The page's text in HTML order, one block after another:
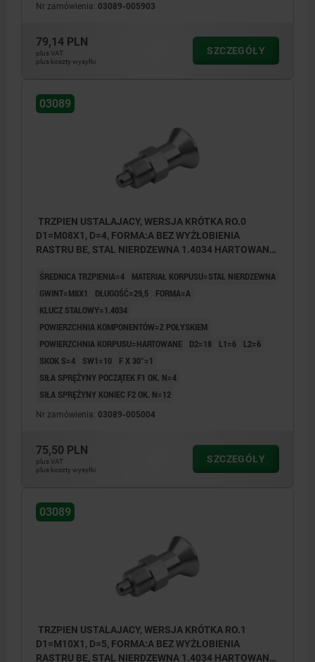
Nr zamówienia: 03089-005903
79,14 PLN
plus VAT
plus koszty wysyłki
SZCZEGÓŁY
03089
TRZPIEN USTALAJACY, WERSJA KRÓTKA RO.0
D1=M08X1, D=4, FORMA:A BEZ WYŻŁOBIENIA
RASTRU BE, STAL NIERDZEWNA 1.4034 HARTOWANE,
ŚREDNICA TRZPIENIA=4
MATERIAŁ KORPUSU=STAL NIERDZEWNA
GWINT=M8X1
DŁUGOŚĆ=29,5
FORMA=A
KLUCZ STALOWY=1.4034
POWIERZCHNIA KOMPONENTÓW=Z POŁYSKIEM
POWIERZCHNIA KORPUSU=HARTOWANE
D2=18 L1=6
L2=6
SKOK S=4
SW1=10
F X 30°=1
SIŁA SPRĘŻYNY POCZĄTEK F1 OK. N=4
SIŁA SPRĘŻYNY KONIEC F2 OK. N=12
Nr zamówienia: 03089-005004
75,50 PLN
plus VAT
plus koszty wysyłki
SZCZEGÓŁY
03089
TRZPIEN USTALAJACY, WERSJA KRÓTKA RO.1
D1=M10X1, D=5, FORMA:A BEZ WYŻŁOBIENIA
RASTRU BE, STAL NIERDZEWNA 1.4034 HARTOWANE,